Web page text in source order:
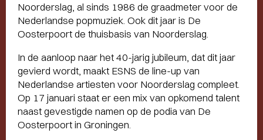
Noorderslag, al sinds 1986 de graadmeter voor de
Nederlandse popmuziek. Ook dit jaar is De
Oosterpoort de thuisbasis van Noorderslag.
In de aanloop naar het 40-jarig jubileum, dat dit jaar
gevierd wordt, maakt ESNS de line-up van
Nederlandse artiesten voor Noorderslag compleet.
Op 17 januari staat er een mix van opkomend talent
naast gevestigde namen op de podia van De
Oosterpoort in Groningen.